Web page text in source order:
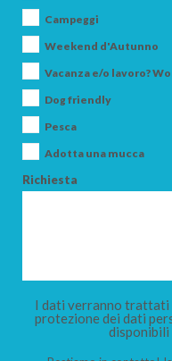
Campeggi
Weekend d'Autunno
Vacanza e/o lavoro?
Dog friendly
Pesca
Adotta una mucca
Richiesta
I dati verranno trattati
protezione dei dati
disponibili